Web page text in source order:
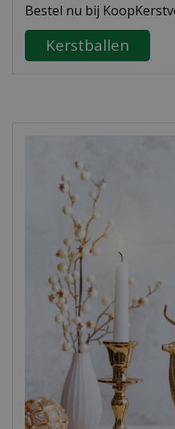
Bestel nu bij
Kerstballen